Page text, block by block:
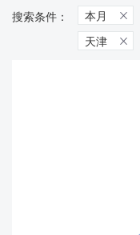
本月 
天津 